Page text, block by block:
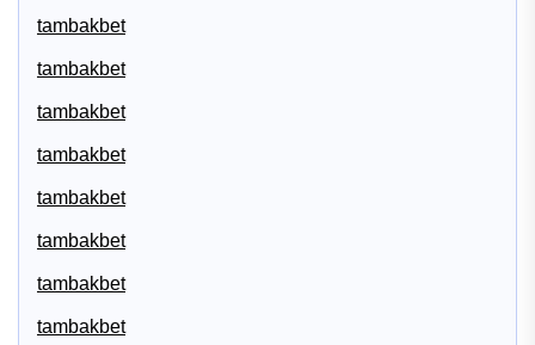
tambakbet
tambakbet
tambakbet
tambakbet
tambakbet
tambakbet
tambakbet
tambakbet